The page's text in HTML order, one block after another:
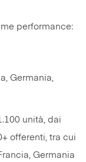
performance:
Germania,
unità, dai
offerenti, tra cui
Germania